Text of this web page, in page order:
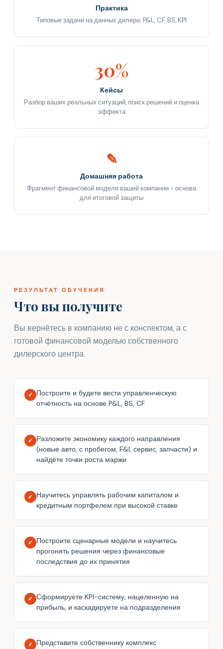
Практика
Типовые задачи на данных дилера: P&L, CF, BS, KPI
30%
Кейсы
Разбор ваших реальных ситуаций, поиск решений и оценка
эффекта
✎
Домашняя работа
Фрагмент финансовой модели вашей компании - основа
для итоговой защиты
РЕЗУЛЬТАТ ОБУЧЕНИЯ
Что вы получите
Вы вернётесь в компанию не с конспектом, а с
готовой финансовой моделью собственного
дилерского центра.
✓ Построите и будете вести управленческую
отчётность на основе P&L, BS, CF
✓ Разложите экономику каждого направления
(новые авто, с пробегом, F&I, сервис, запчасти) и
найдёте точки роста маржи
✓ Научитесь управлять рабочим капиталом и
кредитным портфелем при высокой ставке
✓ Построите сценарные модели и научитесь
прогонять решения через финансовые
последствия до их принятия
✓ Сформируете KPI-систему, нацеленную на
прибыль, и каскадируете на подразделения
✓ Представите собственнику комплекс